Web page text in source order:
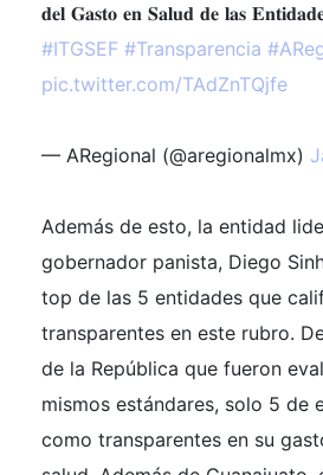
𝐝𝐞𝐥 𝐆𝐚𝐬𝐭𝐨 𝐞𝐧 𝐒𝐚𝐥𝐮𝐝 𝐝𝐞 𝐥𝐚𝐬
#ITGSEF #Transparencia
pic.twitter.com/TAdZnTQjfe
— ARegional (@aregionalmx)
Además de esto, la entidad
gobernador panista, Diego
top de las 5 entidades que
transparentes en este rubro.
de la República que fueron
mismos estándares, solo 5 de
como transparentes en su